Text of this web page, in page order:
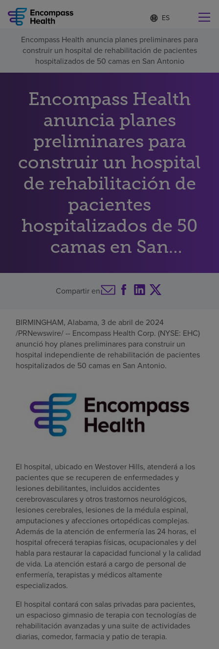
Lista
de
idiomas
contraída
d
o
m
a
e
c
c
i
n
a
d
Encuentre una localidad cerca de usted
Por qué debe elegirnos
Servicios de rehabilitación
Pacientes y cuidadores
Recursos de salud
Acerca de nosotros
Buscar un centro
Inversores
Encompass Health anuncia planes preliminares para
construir un hospital de rehabilitación de pacientes
hospitalizados de 50 camas en San Antonio
Encompass Health
anuncia planes
preliminares para
construir un hospital
de rehabilitación de
pacientes
hospitalizados de 50
camas en San
Antonio
Compartir en
BIRMINGHAM, Alabama, 3 de abril de 2024
/PRNewswire/ -- Encompass Health Corp. (NYSE: EHC)
anunció hoy planes preliminares para construir un
hospital independiente de rehabilitación de pacientes
hospitalizados de 50 camas en San Antonio.
El hospital, ubicado en Westover Hills, atenderá a los
pacientes que se recuperen de enfermedades y
lesiones debilitantes, incluidos accidentes
cerebrovasculares y otros trastornos neurológicos,
lesiones cerebrales, lesiones de la médula espinal,
amputaciones y afecciones ortopédicas complejas.
Además de la atención de enfermería las 24 horas, el
hospital ofrecerá terapias físicas, ocupacionales y del
habla para restaurar la capacidad funcional y la calidad
de vida. La atención estará a cargo de personal de
enfermería, terapistas y médicos altamente
especializados.
El hospital contará con salas privadas para pacientes,
un espacioso gimnasio de terapia con tecnologías de
rehabilitación avanzadas y una suite de actividades
diarias, comedor, farmacia y patio de terapia.